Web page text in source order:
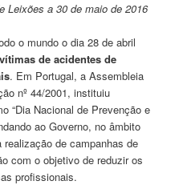
Leixões a 30 de maio de 2016
o mundo o dia 28 de abril
de acidentes de
. Em Portugal, a Assembleia
nº 44/2001, instituiu
“Dia Nacional de Prevenção e
ao Governo, no âmbito
de campanhas de
com o objetivo de reduzir os
profissionais.